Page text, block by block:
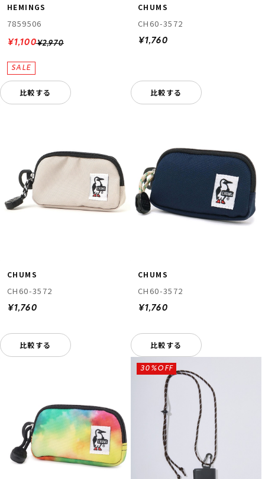
HEMINGS
7859506
¥2,970
¥1,100
比較する
CHUMS
CH60-3572
¥1,760
比較する
CHUMS
CH60-3572
¥1,760
比較する
CHUMS
CH60-3572
¥1,760
比較する
30%OFF